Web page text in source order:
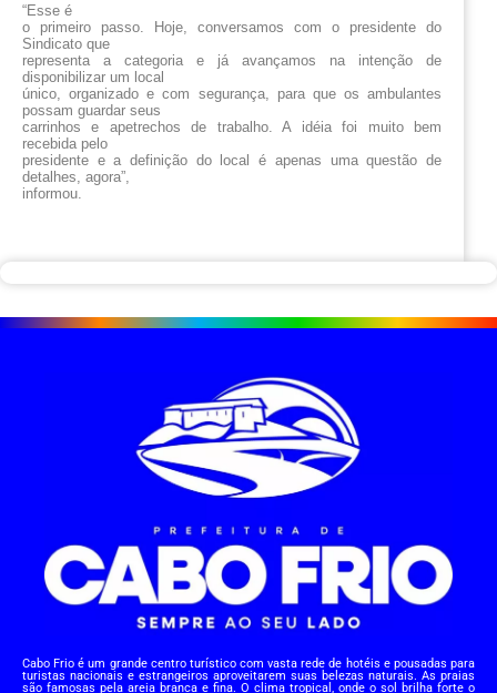
“Esse é
o primeiro passo. Hoje, conversamos com o presidente do
Sindicato que
representa a categoria e já avançamos na intenção de
disponibilizar um local
único, organizado e com segurança, para que os ambulantes
possam guardar seus
carrinhos e apetrechos de trabalho. A idéia foi muito bem
recebida pelo
presidente e a definição do local é apenas uma questão de
detalhes, agora”,
informou.
Cabo Frio é um grande centro turístico com vasta rede de hotéis e pousadas para
turistas nacionais e estrangeiros aproveitarem suas belezas naturais. As praias
são famosas pela areia branca e fina. O clima tropical, onde o sol brilha forte o